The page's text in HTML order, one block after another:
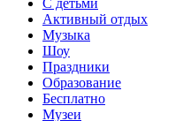
Активный отдых
Музыка
Шоу
Праздники
Образование
Бесплатно
Музеи